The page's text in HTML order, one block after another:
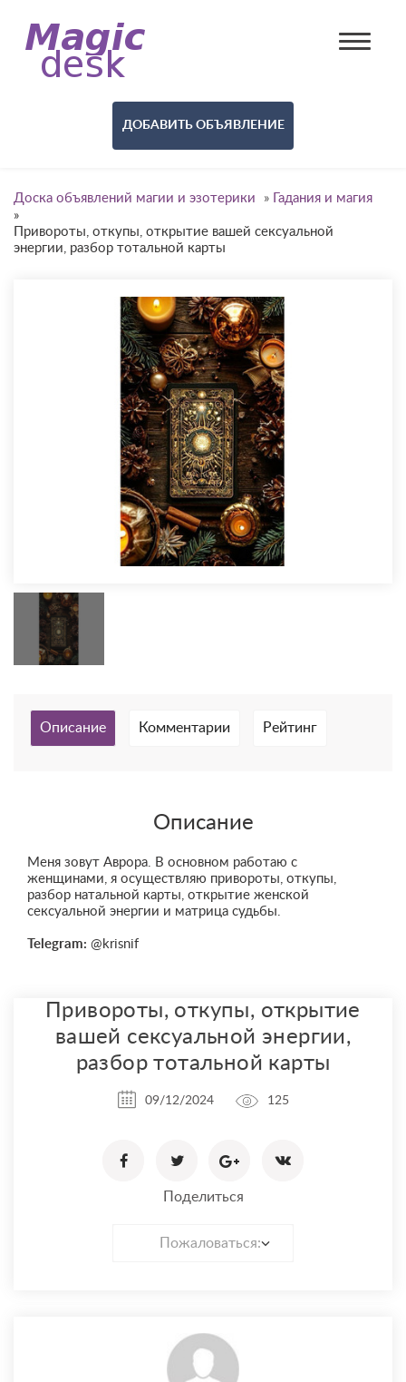
ДОБАВИТЬ ОБЪЯВЛЕНИЕ
Доска объявлений магии и эзотерики »
Гадания и магия
»
Привороты, откупы, открытие вашей сексуальной
энергии, разбор тотальной карты
Описание Комментарии Рейтинг
Описание
Меня зовут Аврора. В основном работаю с
женщинами, я осуществляю привороты, откупы,
разбор натальной карты, открытие женской
сексуальной энергии и матрица судьбы.
Telegram: @krisnif
Привороты, откупы, открытие
вашей сексуальной энергии,
разбор тотальной карты
09/12/2024 125
Поделиться
Пожаловаться: